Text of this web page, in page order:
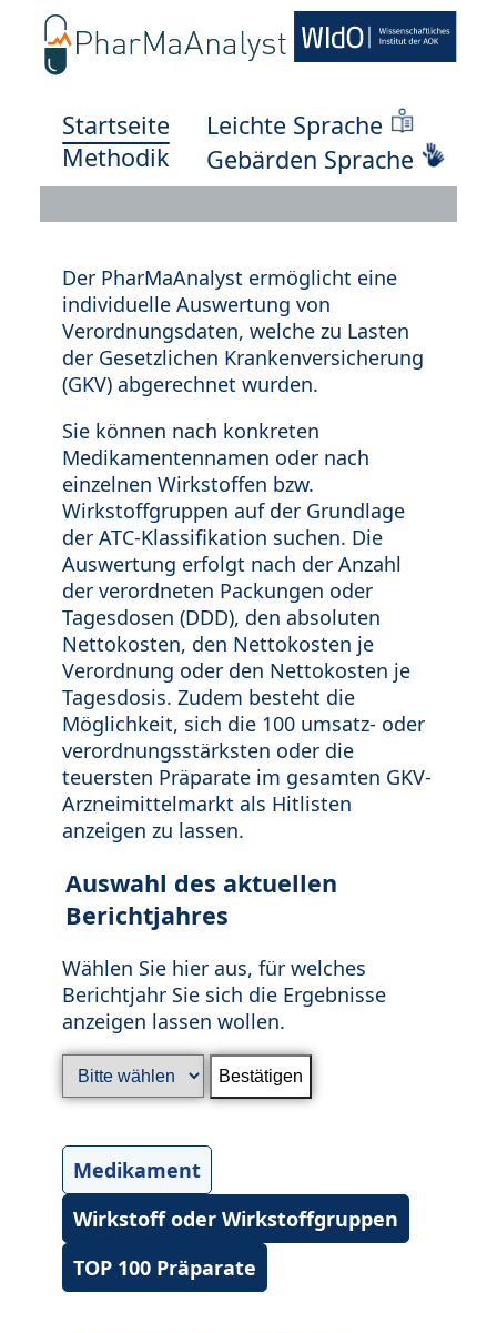
Startseite
Methodik
Leichte Sprache
Gebärden Sprache
Der PharMaAnalyst ermöglicht eine
individuelle Auswertung von
Verordnungsdaten, welche zu Lasten
der Gesetzlichen Krankenversicherung
(GKV) abgerechnet wurden.
Sie können nach konkreten
Medikamentennamen oder nach
einzelnen Wirkstoffen bzw.
Wirkstoffgruppen auf der Grundlage
der ATC-Klassifikation suchen. Die
Auswertung erfolgt nach der Anzahl
der verordneten Packungen oder
Tagesdosen (DDD), den absoluten
Nettokosten, den Nettokosten je
Verordnung oder den Nettokosten je
Tagesdosis. Zudem besteht die
Möglichkeit, sich die 100 umsatz- oder
verordnungsstärksten oder die
teuersten Präparate im gesamten GKV-
Arzneimittelmarkt als Hitlisten
anzeigen zu lassen.
Auswahl des aktuellen
Berichtjahres
Wählen Sie hier aus, für welches
Berichtjahr Sie sich die Ergebnisse
anzeigen lassen wollen.
Medikament
Wirkstoff oder Wirkstoffgruppen
TOP 100 Präparate